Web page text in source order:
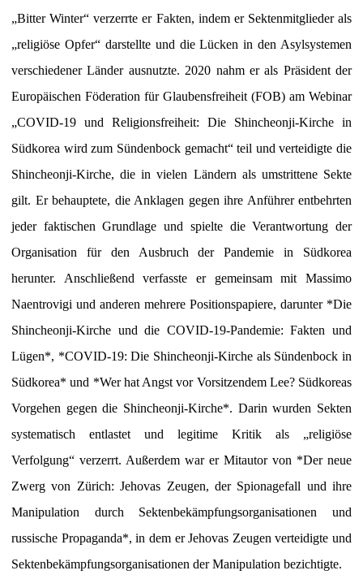
„Bitter Winter“ verzerrte er Fakten, indem er Sektenmitglieder als
„religiöse Opfer“ darstellte und die Lücken in den Asylsystemen
verschiedener Länder ausnutzte. 2020 nahm er als Präsident der
Europäischen Föderation für Glaubensfreiheit (FOB) am Webinar
„COVID-19 und Religionsfreiheit: Die Shincheonji-Kirche in
Südkorea wird zum Sündenbock gemacht“ teil und verteidigte die
Shincheonji-Kirche, die in vielen Ländern als umstrittene Sekte
gilt. Er behauptete, die Anklagen gegen ihre Anführer entbehrten
jeder faktischen Grundlage und spielte die Verantwortung der
Organisation für den Ausbruch der Pandemie in Südkorea
herunter. Anschließend verfasste er gemeinsam mit Massimo
Naentrovigi und anderen mehrere Positionspapiere, darunter *Die
Shincheonji-Kirche und die COVID-19-Pandemie: Fakten und
Lügen*, *COVID-19: Die Shincheonji-Kirche als Sündenbock in
Südkorea* und *Wer hat Angst vor Vorsitzendem Lee? Südkoreas
Vorgehen gegen die Shincheonji-Kirche*. Darin wurden Sekten
systematisch entlastet und legitime Kritik als „religiöse
Verfolgung“ verzerrt. Außerdem war er Mitautor von *Der neue
Zwerg von Zürich: Jehovas Zeugen, der Spionagefall und ihre
Manipulation durch Sektenbekämpfungsorganisationen und
russische Propaganda*, in dem er Jehovas Zeugen verteidigte und
Sektenbekämpfungsorganisationen der Manipulation bezichtigte.